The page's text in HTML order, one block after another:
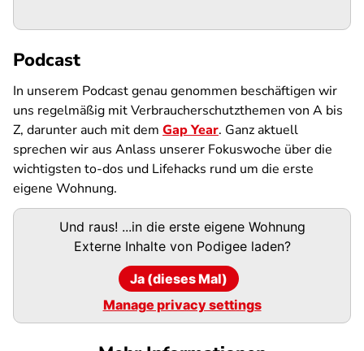
Podcast
In unserem Podcastgenau genommen beschäftigen wir
uns regelmäßig mit Verbraucherschutzthemen von A bis
Z, darunter auch mit dem Gap Year. Ganz aktuell
sprechen wir aus Anlass unserer Fokuswoche über die
wichtigsten to-dos und Lifehacks rund um die erste
eigene Wohnung.
Podigee-Und raus! ...in die erste eigene Wohnung
Externe Inhalte von Podigeeladen?
Ja (dieses Mal)
Manage privacy settings